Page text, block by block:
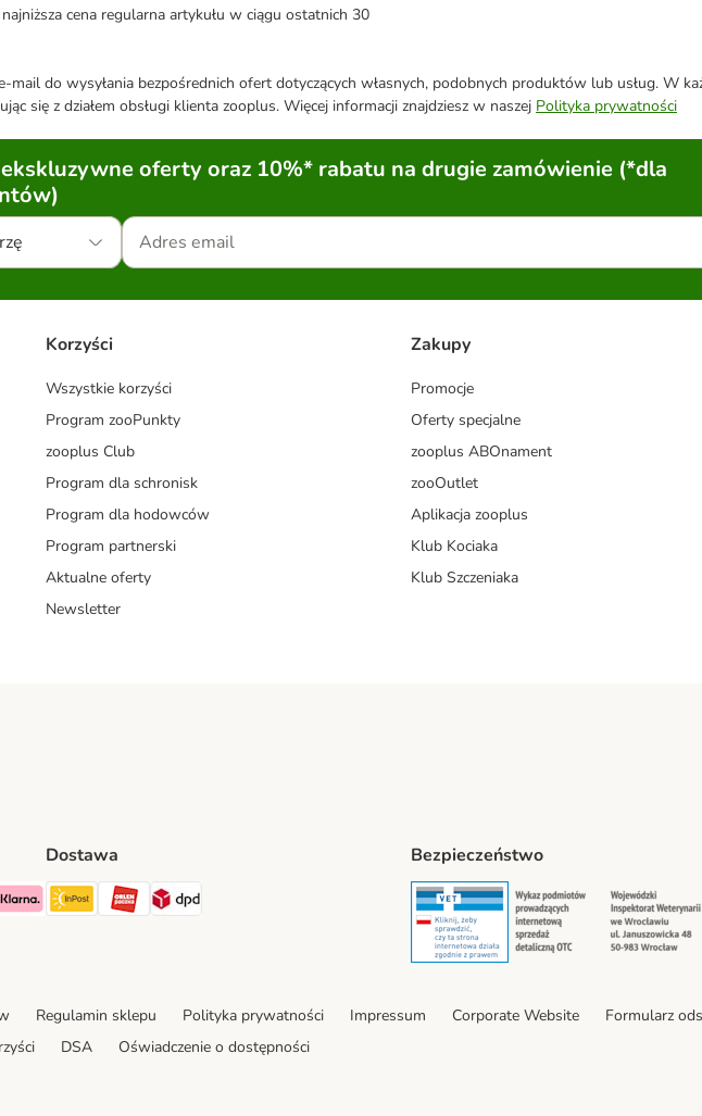
cena regularna artykułu w ciągu ostatnich 30
do wysyłania bezpośrednich ofert dotyczących własnych, podobnych produktów lub usług. W
się z działem obsługi klienta zooplus. Więcej informacji znajdziesz w naszej Polityka prywatności
oferty oraz 10%* rabatu na drugie zamówienie (*dla
Korzyści
Wszystkie korzyści
Program zooPunkty
zooplus Club
Program dla schronisk
Program dla hodowców
Program partnerski
Aktualne oferty
Newsletter
Zakupy
Promocje
Oferty specjalne
zooplus ABOnament
zooOutlet
Aplikacja zooplus
Klub Kociaka
Klub Szczeniaka
Method
Payment Method
Payment Method
Dostawa
Paczkomat® Shipping Method
ORLEN Paczka Shipping Method
Bezpieczeństwo
Security Security
Regulamin sklepu Polityka prywatności Impressum Corporate Website Formularz
DSA Oświadczenie o dostępności